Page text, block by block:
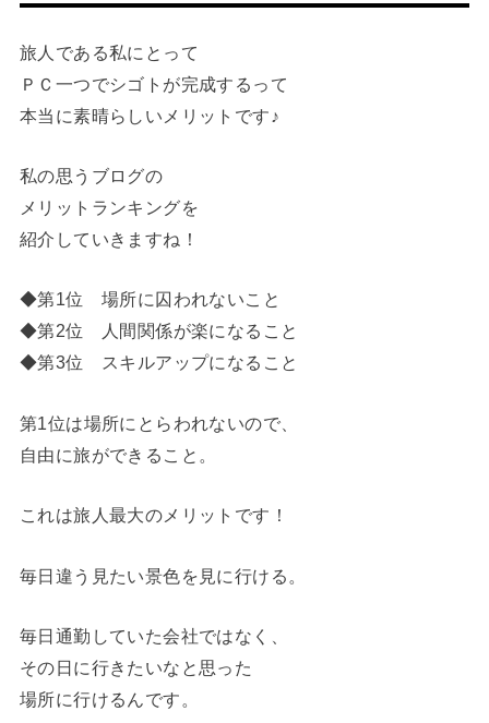
旅人である私にとって
ＰＣ一つでシゴトが完成するって
本当に素晴らしいメリットです♪
私の思うブログの
メリットランキングを
紹介していきますね！
◆第1位 場所に囚われないこと
◆第2位 人間関係が楽になること
◆第3位 スキルアップになること
第1位は場所にとらわれないので、
自由に旅ができること。
これは旅人最大のメリットです！
毎日違う見たい景色を見に行ける。
毎日通勤していた会社ではなく、
その日に行きたいなと思った
場所に行けるんです。